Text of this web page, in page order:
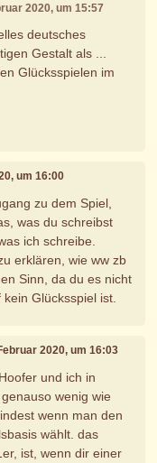
2020, um 15:57
deutsches
Gestalt als ...
Glücksspielen im
um 16:00
zu dem Spiel,
was du schreibst
ich schreibe.
erklären, wie ww zb
Sinn, da du es nicht
Glücksspiel ist.
2020, um 16:03
und ich in
wenig wie
wenn man den
wählt. das
ist, wenn dir einer